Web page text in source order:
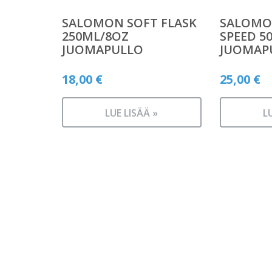
SALOMON SOFT FLASK
250ML/8OZ
JUOMAPULLO
18,00 €
LUE LISÄÄ »
SPEED
25,00 €